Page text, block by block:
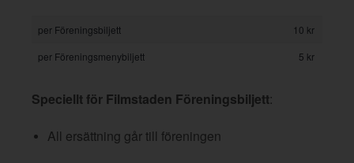
per Föreningsbiljett
10 kr
per Föreningsmenybiljett
5 kr
Speciellt för Filmstaden Föreningsbiljett:
All ersättning går till föreningen